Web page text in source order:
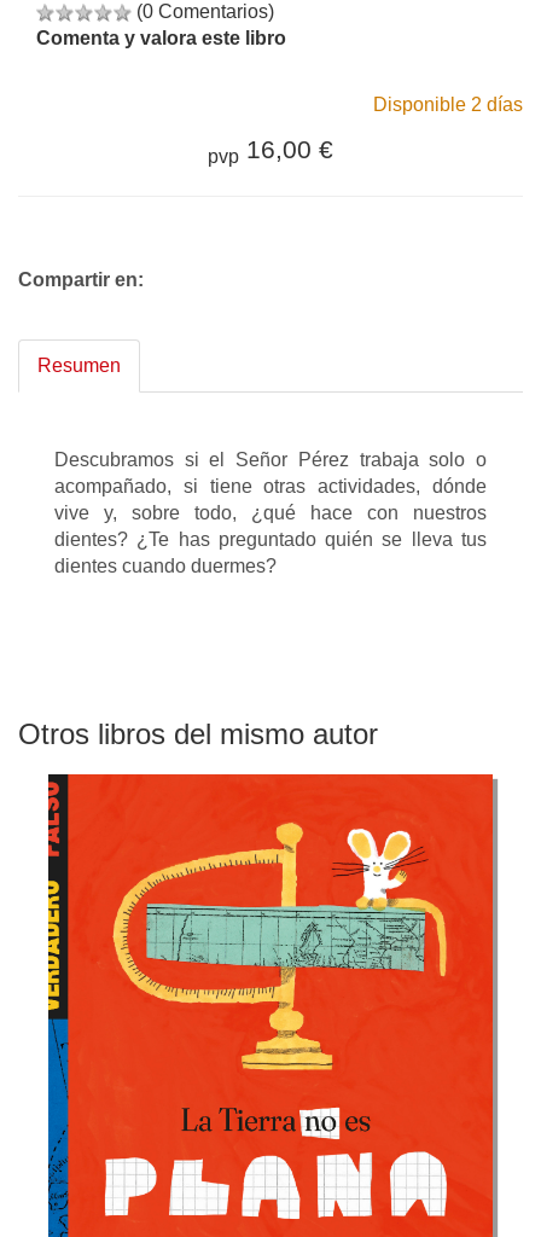
(0 Comentarios)
Comenta y valora este libro
Disponible 2 días
pvp 16,00 €
Compartir en:
Resumen
Descubramos si el Señor Pérez trabaja solo o
acompañado, si tiene otras actividades, dónde
vive y, sobre todo, ¿qué hace con nuestros
dientes? ¿Te has preguntado quién se lleva tus
dientes cuando duermes?
Otros libros del mismo autor